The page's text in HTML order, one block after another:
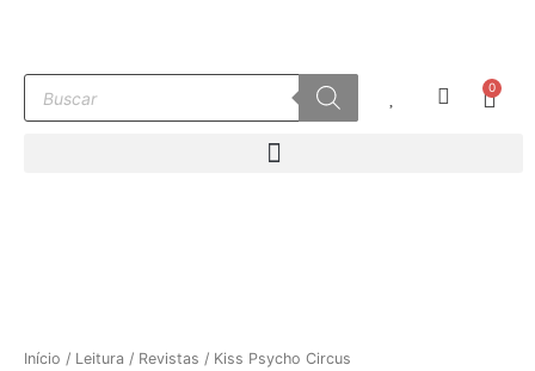
conteúdo
Pesquisar
produtos
0
Início / Leitura / Revistas / Kiss Psycho Circus